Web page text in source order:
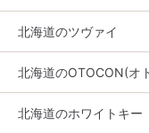
北海道のツヴァイ
北海道のOTOCON(オ
北海道のホワイトキー